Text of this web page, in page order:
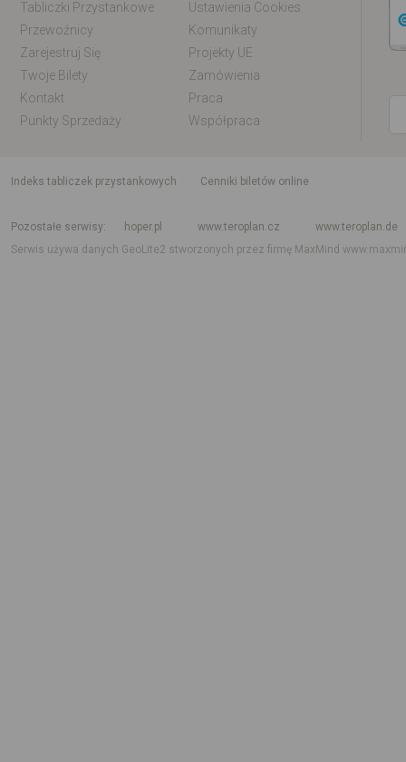
Tabliczki Przystankowe
Ustawienia Cookies
Przewoźnicy
Komunikaty
Zarejestruj Się
Projekty UE
Twoje Bilety
Zamówienia
Kontakt
Praca
Punkty Sprzedaży
Współpraca
indeks tabliczek przystankowych
Cenniki biletów online
Pozostałe serwisy
hoper.pl www.teroplan.cz
www.teroplan.de
Serwis używa danych GeoLite2 stworzonych przez firmę MaxMind